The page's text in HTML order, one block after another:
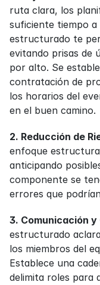
ruta clara, los
suficiente tiempo
estructurado te
evitando prisas de
por alto. Se
contratación de
los horarios del
en el buen camino.
2. Reducción de
enfoque
anticipando
componente se
errores que
3. Comunicación
estructurado
los miembros del
Establece una
delimita roles para